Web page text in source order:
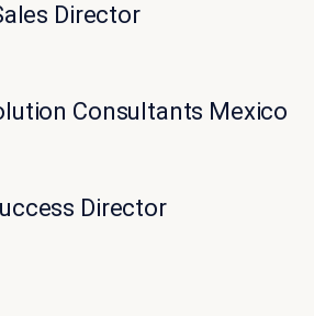
Director
Consultants Mexico
Director